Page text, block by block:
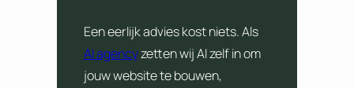
Een eerlijk advies kost niets. Als
AI agencyzetten wij AI zelf in om
jouw website te bouwen,